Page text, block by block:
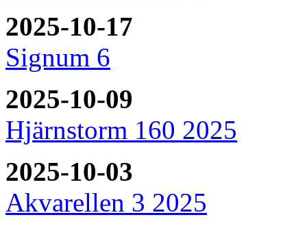
2025-10-17
Signum 6
2025-10-09
Hjärnstorm 160 2025
2025-10-03
Akvarellen 3 2025